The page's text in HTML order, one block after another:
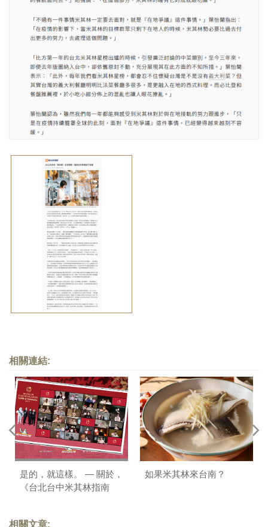
相關連結:
是的，就這樣。 — 關於，
《台北台中米其林指南
如果米其林來台南？
相關文章: